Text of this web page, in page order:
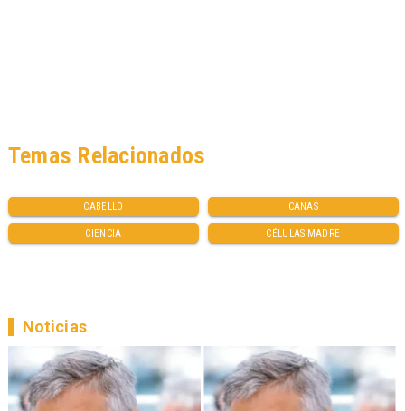
CABELLO CANAS
CIENCIA CÉLULAS MADRE
Temas Relacionados
Noticias